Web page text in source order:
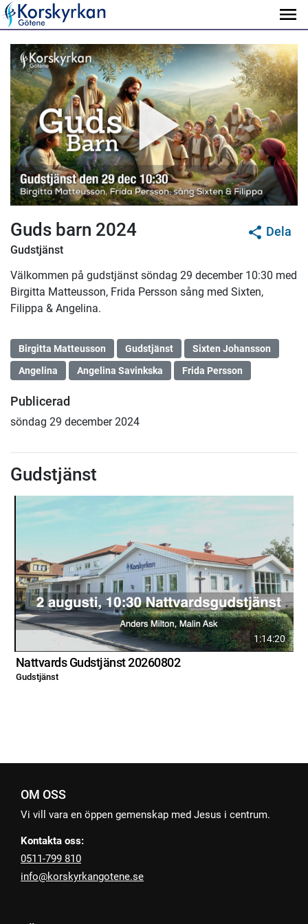
Dela
Guds barn 2024
Gudstjänst
Välkommen på gudstjänst söndag 29 december 10:30 med
Birgitta Matteusson, Frida Persson sång med Sixten,
Filippa & Angelina.
Birgitta Matteusson Gudstjänst
Sixten Johansson
Angelina
Angelina Savinkska Frida Persson
Publicerad
söndag 29 december 2024
Gudstjänst
1:14:20
Nattvards Gudstjänst 20260802
Gudstjänst
OM OSS
Vi vill vara en öppen gemenskap med Jesus i centrum.
Kontakta oss:
0511-799 810
info@korskyrkangotene.se